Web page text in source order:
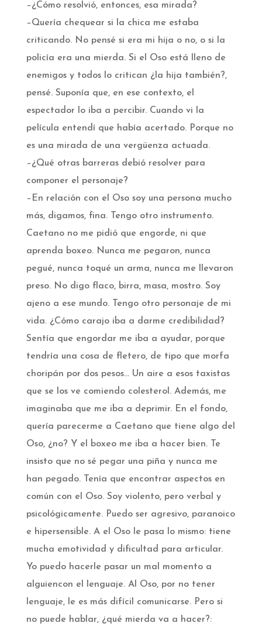
–¿Cómo resolvió, entonces, esa mirada?
–Quería chequear si la chica me estaba
criticando. No pensé si era mi hija o no, o si la
policía era una mierda. Si el Oso está lleno de
enemigos y todos lo critican ¿la hija también?,
pensé. Suponía que, en ese contexto, el
espectador lo iba a percibir. Cuando vi la
película entendí que había acertado. Porque no
es una mirada de una vergüenza actuada.
–¿Qué otras barreras debió resolver para
componer el personaje?
–En relación con el Oso soy una persona mucho
más, digamos, fina. Tengo otro instrumento.
Caetano no me pidió que engorde, ni que
aprenda boxeo. Nunca me pegaron, nunca
pegué, nunca toqué un arma, nunca me llevaron
preso. No digo flaco, birra, masa, mostro. Soy
ajeno a ese mundo. Tengo otro personaje de mi
vida. ¿Cómo carajo iba a darme credibilidad?
Sentía que engordar me iba a ayudar, porque
tendría una cosa de fletero, de tipo que morfa
choripán por dos pesos… Un aire a esos taxistas
que se los ve comiendo colesterol. Además, me
imaginaba que me iba a deprimir. En el fondo,
quería parecerme a Caetano que tiene algo del
Oso, ¿no? Y el boxeo me iba a hacer bien. Te
insisto que no sé pegar una piña y nunca me
han pegado. Tenía que encontrar aspectos en
común con el Oso. Soy violento, pero verbal y
psicológicamente. Puedo ser agresivo, paranoico
e hipersensible. A el Oso le pasa lo mismo: tiene
mucha emotividad y dificultad para articular.
Yo puedo hacerle pasar un mal momento a
alguiencon el lenguaje. Al Oso, por no tener
lenguaje, le es más difícil comunicarse. Pero si
no puede hablar, ¿qué mierda va a hacer?: